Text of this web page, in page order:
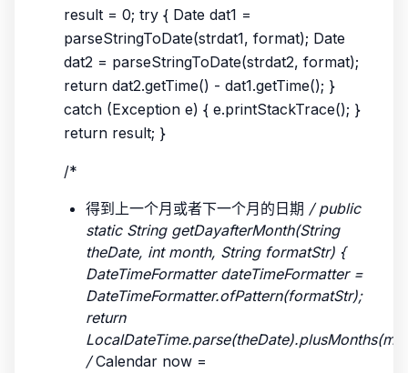
result = 0; try { Date dat1 =
parseStringToDate(strdat1, format); Date
dat2 = parseStringToDate(strdat2, format);
return dat2.getTime() - dat1.getTime(); }
catch (Exception e) { e.printStackTrace(); }
return result; }
/*
得到上一个月或者下一个月的日期 / public
static String getDayafterMonth(String
theDate, int month, String formatStr) {
DateTimeFormatter dateTimeFormatter =
DateTimeFormatter.ofPattern(formatStr);
return
/Calendar now =